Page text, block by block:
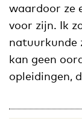
waardoor ze
voor zijn. Ik
natuurkunde
kan geen
opleidingen,